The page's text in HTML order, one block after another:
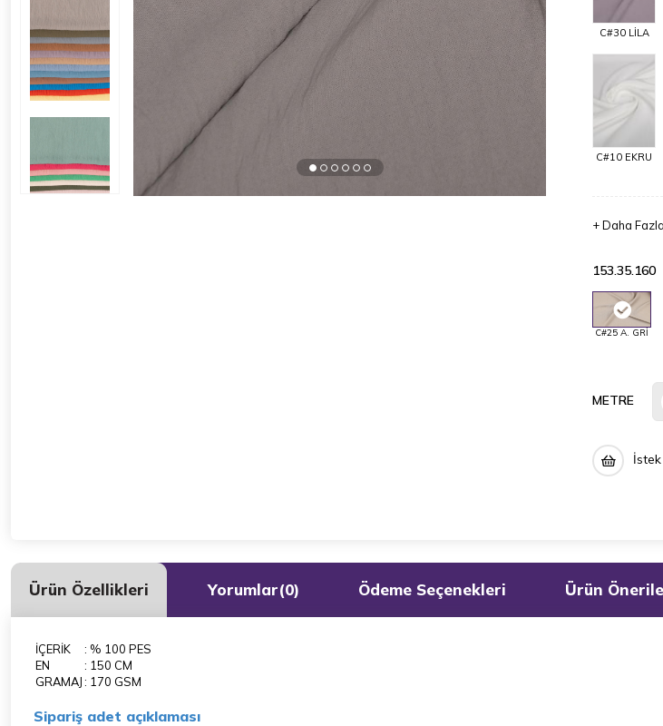
C#30 LİLA
C#10 EKRU
+Daha Fazla
153.35.160
C#25 A. GRİ
METRE
Ürün Özellikleri Yorumlar(0) Ödeme Seçenekleri Ürün
İÇERİK
: % 100 PES
EN
: 150 CM
GRAMAJ: 170 GSM
Sipariş adet açıklaması